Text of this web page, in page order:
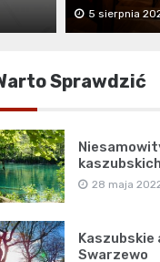
5 sierpnia
Sprawdzić
28 maja
Kaszubskie
Swarzewo